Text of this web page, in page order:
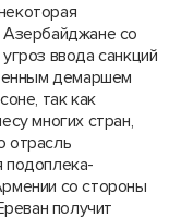
со
ввода санкций
демаршем
так как
многих стран,
отрасль
со стороны
получит